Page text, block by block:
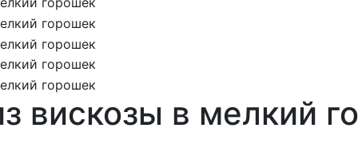
вискозы в мелкий